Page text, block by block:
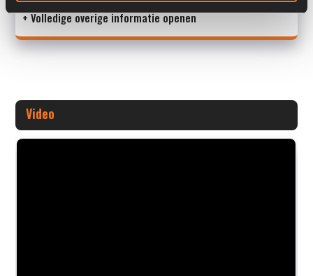
+ Volledige overige informatie openen
Video